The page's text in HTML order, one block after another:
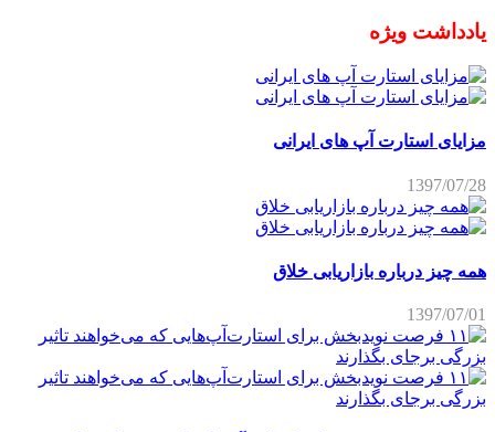
یادداشت ویژه
مزایای استارت آپ های ایرانی
1397/07/28
همه چیز درباره بازاریابی خلاق
1397/07/01